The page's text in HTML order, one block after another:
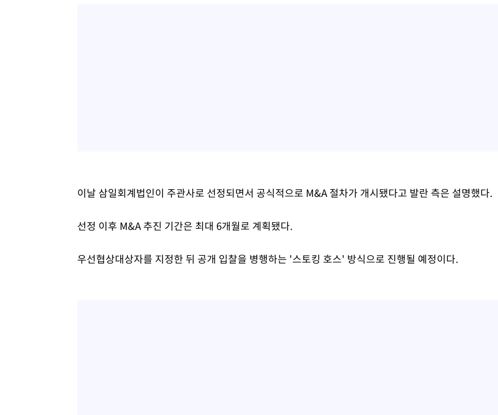
이날 삼일회계법인이 주관사로 선정되면서 공식적으로 M&A 절차가 개시됐다고 발란 측은 설명했다.
선정 이후 M&A 추진 기간은 최대 6개월로 계획됐다.
우선협상대상자를 지정한 뒤 공개 입찰을 병행하는 '스토킹 호스' 방식으로 진행될 예정이다.